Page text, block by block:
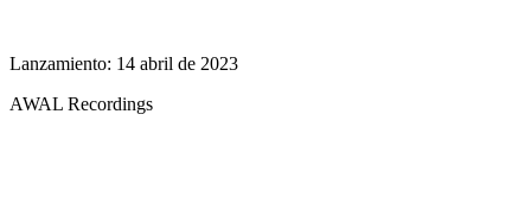
Lanzamiento: 14 abril de 2023
AWAL Recordings